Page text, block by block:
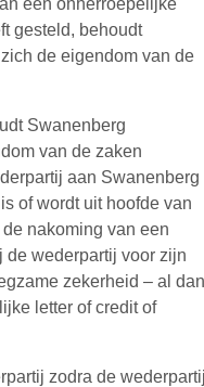
gesteld, behoudt
de eigendom van de
Swanenberg
van de zaken
aan Swanenberg
of wordt uit hoofde van
nakoming van een
de wederpartij voor zijn
zekerheid – al dan
letter of credit of
zodra de